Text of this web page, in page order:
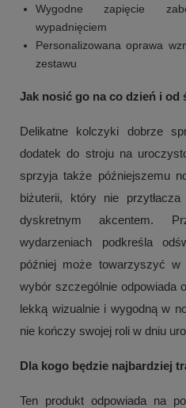
Wygodne zapięcie
wypadnięciem
Personalizowana oprawa
zestawu
Jak nosić go na co dzień i od
Delikatne kolczyki dobrze
dodatek do stroju na
sprzyja także późniejszemu
biżuterii, który nie
dyskretnym akcentem.
wydarzeniach podkreśla
później może towarzyszyć w
wybór szczególnie odpowiada
lekką wizualnie i wygodną w
nie kończy swojej roli w dniu
Dla kogo będzie najbardziej
Ten produkt odpowiada na